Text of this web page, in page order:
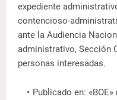
expediente
contencioso-
ante la Audiencia
administrativo, Sección
personas interesadas.
Publicado en: